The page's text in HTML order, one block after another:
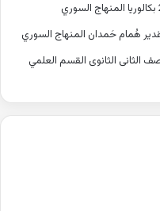
الثانى الثانوى القسم العلمي